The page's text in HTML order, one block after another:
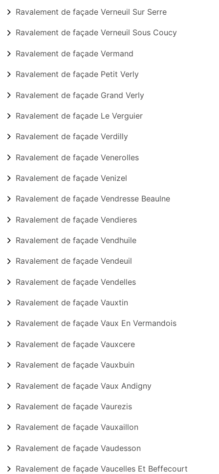
Ravalement de façade Verneuil Sur Serre
Ravalement de façade Verneuil Sous Coucy
Ravalement de façade Vermand
Ravalement de façade Petit Verly
Ravalement de façade Grand Verly
Ravalement de façade Le Verguier
Ravalement de façade Verdilly
Ravalement de façade Venerolles
Ravalement de façade Venizel
Ravalement de façade Vendresse Beaulne
Ravalement de façade Vendieres
Ravalement de façade Vendhuile
Ravalement de façade Vendeuil
Ravalement de façade Vendelles
Ravalement de façade Vauxtin
Ravalement de façade Vaux En Vermandois
Ravalement de façade Vauxcere
Ravalement de façade Vauxbuin
Ravalement de façade Vaux Andigny
Ravalement de façade Vaurezis
Ravalement de façade Vauxaillon
Ravalement de façade Vaudesson
Ravalement de façade Vaucelles Et Beffecourt